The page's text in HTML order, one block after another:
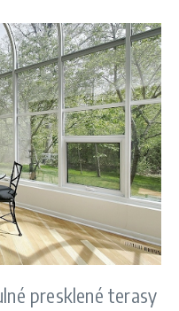
presklené terasy